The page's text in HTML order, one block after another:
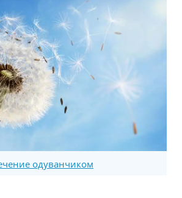
одуванчиком